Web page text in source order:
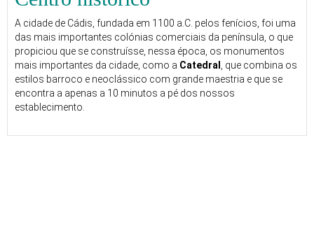
A cidade de Cádis, fundada em 1100 a.C. pelos fenícios, foi uma
das mais importantes colónias comerciais da península, o que
propiciou que se construísse, nessa época, os monumentos
mais importantes da cidade, como a Catedral
, que combina os
estilos barroco e neoclássico com grande maestria e que se
encontra a apenas a 10 minutos a pé dos nossos
establecimento.